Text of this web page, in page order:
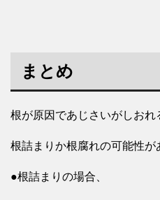
まとめ
根が原因であじさいがしおれ
根詰まりか根腐れの可能性が
●根詰まりの場合、